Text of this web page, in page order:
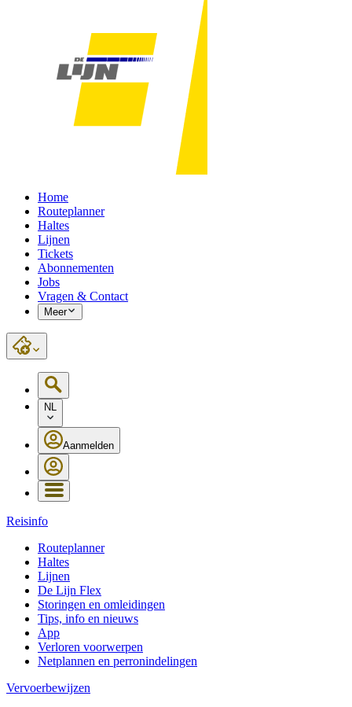
Home
Routeplanner
Haltes
Lijnen
Tickets
Abonnementen
Jobs
Vragen & Contact
Meer
NL
Aanmelden
Reisinfo
Routeplanner
Haltes
Lijnen
De Lijn Flex
Storingen en omleidingen
Tips, info en nieuws
App
Verloren voorwerpen
Netplannen en perronindelingen
Vervoerbewijzen